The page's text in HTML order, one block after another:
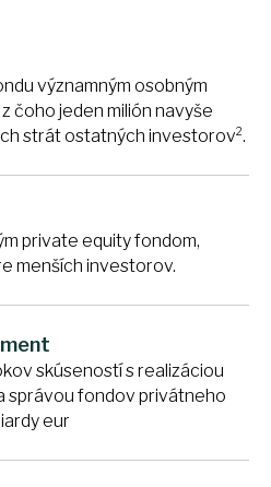
významným osobným
čoho jeden milión navyše
strát ostatných investorov2.
private equity fondom,
menších investorov.
skúseností s realizáciou
správou fondov privátneho
eur